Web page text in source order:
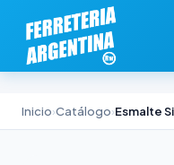
Inicio›Catálogo›